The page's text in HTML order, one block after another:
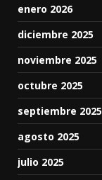
enero 2026
diciembre 2025
noviembre 2025
octubre 2025
septiembre 2025
agosto 2025
julio 2025